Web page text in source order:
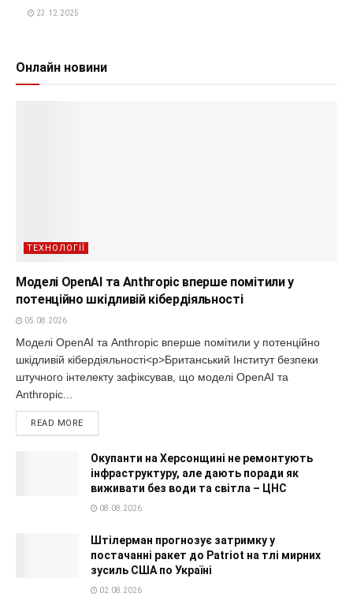
23.12.2025
Онлайн новини
ТЕХНОЛОГІЇ
Моделі OpenAI та Anthropic вперше помітили у
потенційно шкідливій кібердіяльності
05.08.2026
Моделі OpenAI та Anthropic вперше помітили у потенційно
шкідливій кібердіяльності<p>Британський Інститут безпеки
штучного інтелекту зафіксував, що моделі OpenAI та
Anthropic...
READ MORE
Окупанти на Херсонщині не ремонтують
інфраструктуру, але дають поради як
виживати без води та світла – ЦНС
08.08.2026
Штілерман прогнозує затримку у
постачанні ракет до Patriot на тлі мирних
зусиль США по Україні
02.08.2026